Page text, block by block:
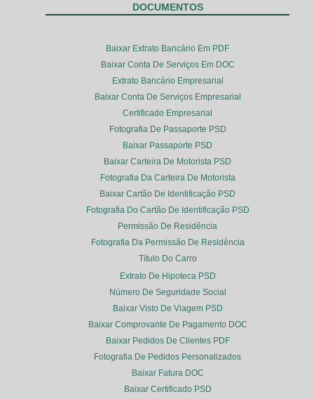
DOCUMENTOS
Baixar Extrato Bancário Em PDF
Baixar Conta De Serviços Em DOC
Extrato Bancário Empresarial
Baixar Conta De Serviços Empresarial
Certificado Empresarial
Fotografia De Passaporte PSD
Baixar Passaporte PSD
Baixar Carteira De Motorista PSD
Fotografia Da Carteira De Motorista
Baixar Cartão De Identificação PSD
Fotografia Do Cartão De Identificação PSD
Permissão De Residência
Fotografia Da Permissão De Residência
Título Do Carro
Extrato De Hipoteca PSD
Número De Seguridade Social
Baixar Visto De Viagem PSD
Baixar Comprovante De Pagamento DOC
Baixar Pedidos De Clientes PDF
Fotografia De Pedidos Personalizados
Baixar Fatura DOC
Baixar Certificado PSD